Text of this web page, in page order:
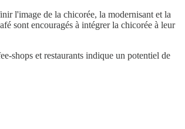
l'image de la chicorée, la modernisant et la
sont encouragés à intégrer la chicorée à leur
shops et restaurants indique un potentiel de